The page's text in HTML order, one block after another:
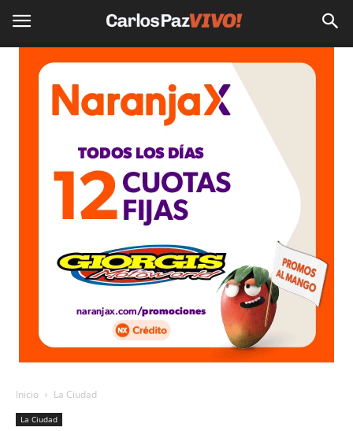
Inicio La Ciudad
La Ciudad